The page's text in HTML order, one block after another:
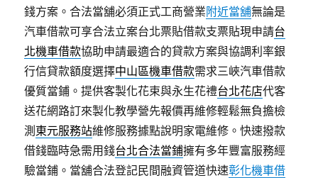
錢方案。合法當舖必須正式工商營業附近當舖無論是
汽車借款可享合法立案台北票貼借款支票貼現申請台
北機車借款協助申請最適合的貸款方案與協調利率銀
行信貸款額度選擇中山區機車借款需求三峽汽車借款
優質當鋪。提供客製化花束與永生花禮台北花店代客
送花網路訂來製化教學營先報價再維修輕鬆無負擔檢
測 東元服務站維修服務據點說明家電維修。快速撥款
借錢臨時急需用錢台北合法當鋪擁有多年豐富服務經
驗當鋪。當舖合法登記民間融資管道快速彰化機車借